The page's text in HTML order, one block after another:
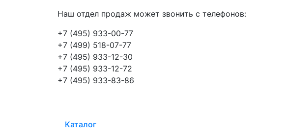
Наш отдел продаж может звонить с телефонов:
+7 (495) 933-00-77
+7 (499) 518-07-77
+7 (495) 933-12-30
+7 (495) 933-12-72
+7 (495) 933-83-86
Каталог